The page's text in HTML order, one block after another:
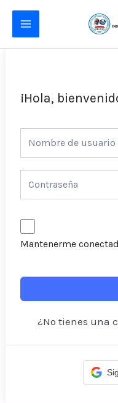
contenido
MAIN
MENU
¡Hola,
Mantenerme
¿No tienes una